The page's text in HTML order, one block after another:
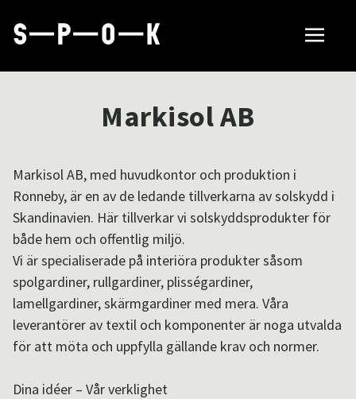
Hubbar
Om SPOK
Samarbeten
Aktuellt i SPOK-nätverket
Markisol AB
Markisol AB, med huvudkontor och produktion i
Ronneby, är en av de ledande tillverkarna av solskydd i
Skandinavien. Här tillverkar vi solskyddsprodukter för
både hem och offentlig miljö.
Vi är specialiserade på interiöra produkter såsom
spolgardiner, rullgardiner, plisségardiner,
lamellgardiner, skärmgardiner med mera. Våra
leverantörer av textil och komponenter är noga utvalda
för att möta och uppfylla gällande krav och normer.
Dina idéer – Vår verklighet